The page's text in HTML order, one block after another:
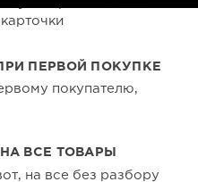
ПЕРВОЙ ПОКУПКЕ
покупателю,
ВСЕ ТОВАРЫ
на все без разбору